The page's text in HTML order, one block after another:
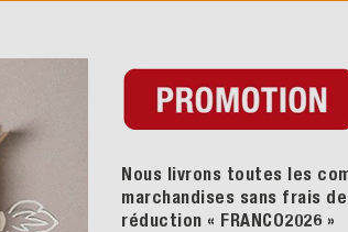
Nous livrons toutes les
marchandises sans frais
réduction « FRANCO2026 »